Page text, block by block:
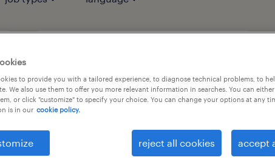
ペレーター、組立・部品加工、
検査
¥1157.00 per hour
to provide you with a tailored experience, to diagnose technical problems, to
We also use them to offer you more relevant information in searches. You can
or click "customize" to specify your choice. You can change your options at any
is in our cookie policy.
reject all cookies accept